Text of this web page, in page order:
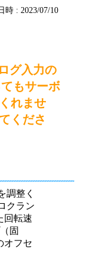
時 : 2023/07/10
グ入力の
もサーボ
れませ
くださ
調整く
クラン
回転速
固
オフセ